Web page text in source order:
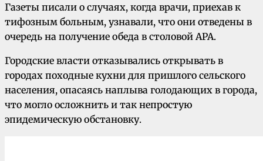
Газеты писали о случаях, когда врачи, приехав к
тифозным больным, узнавали, что они отведены в
очередь на получение обеда в столовой АРА.
Городские власти отказывались открывать в
городах походные кухни для пришлого сельского
населения, опасаясь наплыва голодающих в города,
что могло осложнить и так непростую
эпидемическую обстановку.